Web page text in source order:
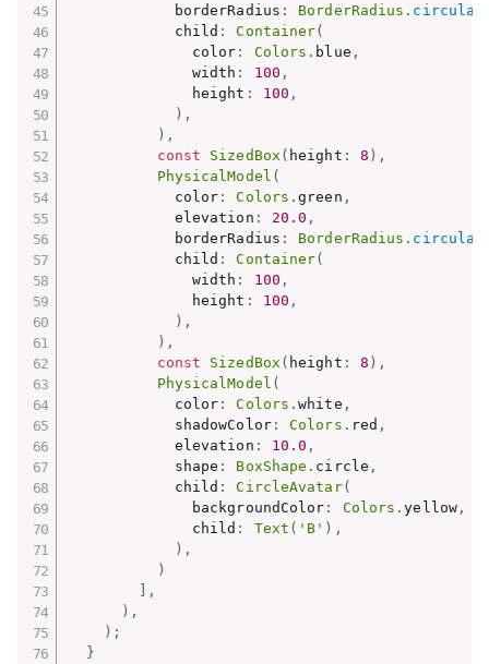
            borderRadius
: BorderRadius . circular
            child
: Container(
              color
: Colors . blue ,
              width
: 100 ,
              height
: 100 ,
) ,
) ,
const
SizedBox ( height : 8 ) ,
PhysicalModel (
            color
: Colors .green ,
            elevation
: 20.0 ,
            borderRadius
: BorderRadius . circular
            child
: Container(
              width
: 100 ,
              height
: 100 ,
) ,
) ,
const
SizedBox ( height : 8 ) ,
PhysicalModel (
            color
: Colors .white ,
            shadowColor
: Colors . red ,
            elevation
: 10.0 ,
            shape
: BoxShape . circle ,
            child
: CircleAvatar(
              backgroundColor
: Colors .yellow,
              child
: Text ( 'B' ) ,
) ,
)
,
) ,
) ;
}